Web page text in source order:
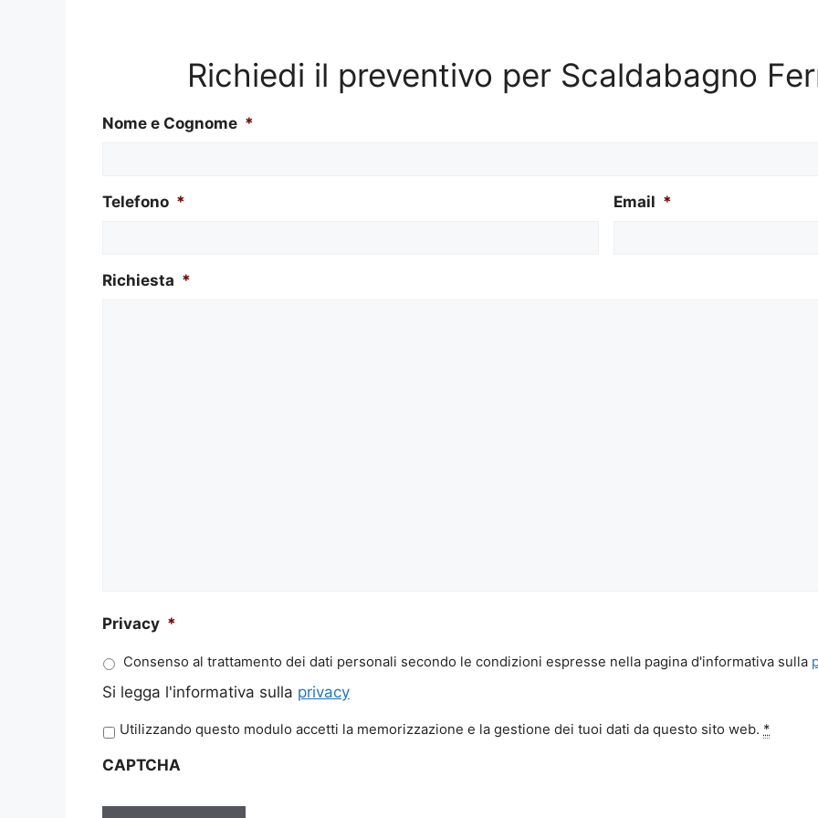
Richiedi il preventivo per Scaldabagno
Nome e Cognome *
Telefono * Email *
Richiesta *
Privacy *
Consenso al trattamento dei dati personali secondo le condizioni espresse nella pagina d'informativa sulla
Si legga l'informativa sulla privacy
P
i
a
Utilizzando questo modulo accetti la memorizzazione e la gestione dei tuoi dati da questo sito web. *
CAPTCHA